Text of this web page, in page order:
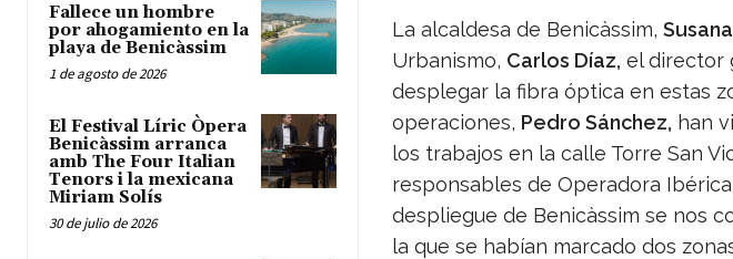
Fallece un hombre
por ahogamiento en la
playa de Benicàssim
1 de agosto de 2026
El Festival Líric Òpera
Benicàssim arranca
amb The Four Italian
Tenors i la mexicana
Miriam Solís
30 de julio de 2026
La alcaldesa de Benicàssim,
Urbanismo, Carlos Díaz, el director
desplegar la fibra óptica en estas
operaciones, Pedro Sánchez, han
los trabajos en la calle Torre San
responsables de Operadora
despliegue de Benicàssim se nos
la que se habían marcado dos